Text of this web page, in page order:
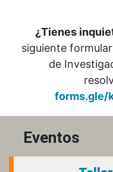
¿Tienes
siguiente
de
forms.gle/
Eventos